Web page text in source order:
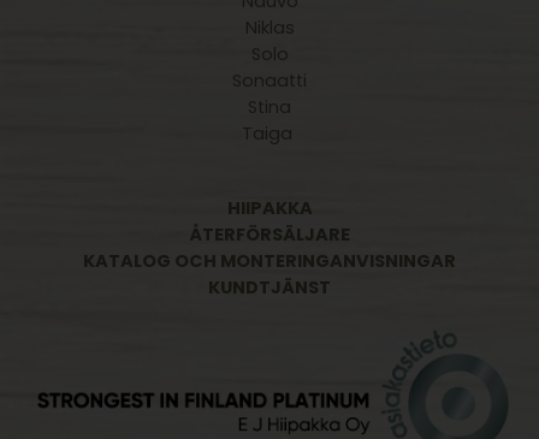
Niklas
Solo
Sonaatti
Stina
Taiga
HIIPAKKA
ÅTERFÖRSÄLJARE
KATALOG OCH MONTERINGANVISNINGAR
KUNDTJÄNST